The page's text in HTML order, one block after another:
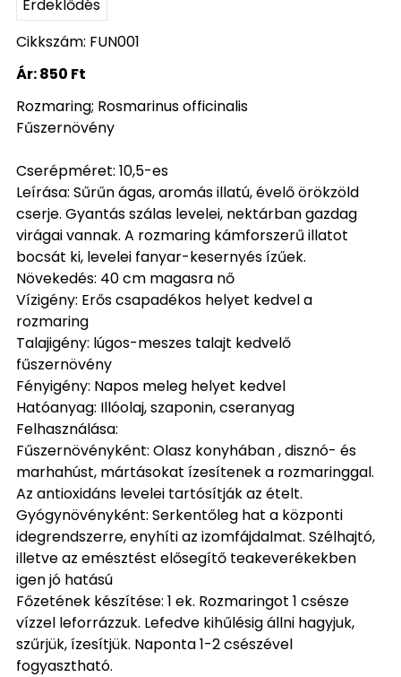
Érdeklődés
Cikkszám: FUN001
Ár:850 Ft
Rozmaring; Rosmarinus officinalis
Fűszernövény
Cserépméret: 10,5-es
Leírása: Sűrűn ágas, aromás illatú, évelő örökzöld
cserje. Gyantás szálas levelei, nektárban gazdag
virágai vannak. A rozmaring kámforszerű illatot
bocsát ki, levelei fanyar-kesernyés ízűek.
Növekedés: 40 cm magasra nő
Vízigény: Erős csapadékos helyet kedvel a
rozmaring
Talajigény: lúgos-meszes talajt kedvelő
fűszernövény
Fényigény: Napos meleg helyet kedvel
Hatóanyag: Illóolaj, szaponin, cseranyag
Felhasználása:
Fűszernövényként: Olasz konyhában , disznó- és
marhahúst, mártásokat ízesítenek a rozmaringgal.
Az antioxidáns levelei tartósítják az ételt.
Gyógynövényként: Serkentőleg hat a központi
idegrendszerre, enyhíti az izomfájdalmat. Szélhajtó,
illetve az emésztést elősegítő teakeverékekben
igen jó hatású
Főzetének készítése: 1 ek. Rozmaringot 1 csésze
vízzel leforrázzuk. Lefedve kihűlésig állni hagyjuk,
szűrjük, ízesítjük. Naponta 1-2 csészével
fogyasztható.